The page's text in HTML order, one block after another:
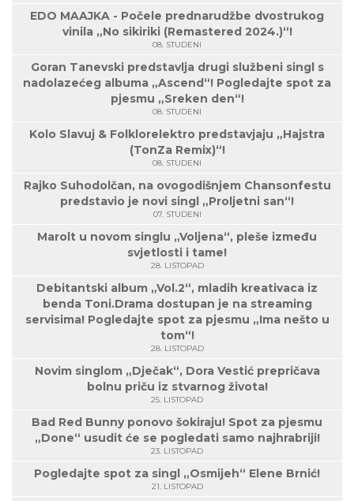
EDO MAAJKA - Počele prednarudžbe dvostrukog
vinila „No sikiriki (Remastered 2024.)“!
08. STUDENI
Goran Tanevski predstavlja drugi službeni singl s
nadolazećeg albuma „Ascend“! Pogledajte spot za
pjesmu „Sreken den“!
08. STUDENI
Kolo Slavuj & Folklorelektro predstavjaju „Hajstra
(TonZa Remix)“!
08. STUDENI
Rajko Suhodolčan, na ovogodišnjem Chansonfestu
predstavio je novi singl „Proljetni san“!
07. STUDENI
Marolt u novom singlu „Voljena“, pleše između
svjetlosti i tame!
28. LISTOPAD
Debitantski album „Vol.2“, mladih kreativaca iz
benda Toni.Drama dostupan je na streaming
servisima! Pogledajte spot za pjesmu „Ima nešto u
tom“!
28. LISTOPAD
Novim singlom „Dječak“, Dora Vestić prepričava
bolnu priču iz stvarnog života!
25. LISTOPAD
Bad Red Bunny ponovo šokiraju! Spot za pjesmu
„Done“ usudit će se pogledati samo najhrabriji!
23. LISTOPAD
Pogledajte spot za singl „Osmijeh“ Elene Brnić!
21. LISTOPAD